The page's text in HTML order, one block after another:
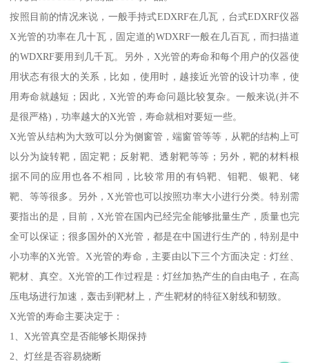
按照目前的情况来说，一般手持式EDXRF在几瓦，台式EDXRF仪器
X光管的功率在几十瓦，固定道的WDXRF一般在几百瓦，而扫描道
的WDXRF要用到几千瓦。另外，X光管的寿命和每个用户的仪器使
用状态有很大的关系，比如，使用时，越接近光管的设计功率，使
用寿命就越短；因此，X光管的寿命问题比较复杂。一般来说(并不
是很严格)，功率越大的X光管，寿命就相对要短一些。
X光管从结构为大致可以分为侧窗管，端窗管等等，从靶的结构上可
以分为旋转靶，固定靶；反射靶、透射靶等等；另外，靶的材料根
据不同的应用也各不相同，比较常用的有钨靶、钼靶、银靶、铑
靶、等等很多。另外，X光管也可以按照功率大小进行分类。特别需
要指出的是，目前，X光管在国内已经完全能够批量生产，质量也完
全可以保证；很多国外的X光管，都是在中国进行生产的，特别是中
小功率的X光管。X光管的寿命，主要由以下三个方面决定：灯丝、
靶材、真空。X光管的工作过程是：灯丝加热产生的自由电子，在高
压电场进行加速，轰击到靶材上，产生靶材的特征X射线和韧致。
X光管的寿命主要决定于：
1、X光管真空是否能够长期保持
2、灯丝是否容易烧断